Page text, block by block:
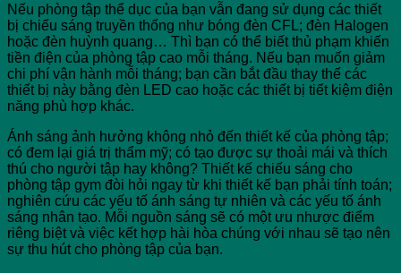
Nếu phòng tập thể dục của bạn vẫn đang sử dụng các thiết
bị chiếu sáng truyền thống như bóng đèn CFL; đèn Halogen
hoặc đèn huỳnh quang… Thì bạn có thể biết thủ phạm khiến
tiền điện của phòng tập cao mỗi tháng. Nếu bạn muốn giảm
chi phí vận hành mỗi tháng; bạn cần bắt đầu thay thế các
thiết bị này bằng đèn LED cao hoặc các thiết bị tiết kiệm điện
năng phù hợp khác.
Ánh sáng ảnh hưởng không nhỏ đến thiết kế của phòng tập;
có đem lại giá trị thẩm mỹ; có tạo được sự thoải mái và thích
thú cho người tập hay không? Thiết kế chiếu sáng cho
phòng tập gym đòi hỏi ngay từ khi thiết kế bạn phải tính toán;
nghiên cứu các yếu tố ánh sáng tự nhiên và các yếu tố ánh
sáng nhân tạo. Mỗi nguồn sáng sẽ có một ưu nhược điểm
riêng biệt và việc kết hợp hài hòa chúng với nhau sẽ tạo nên
sự thu hút cho phòng tập của bạn.